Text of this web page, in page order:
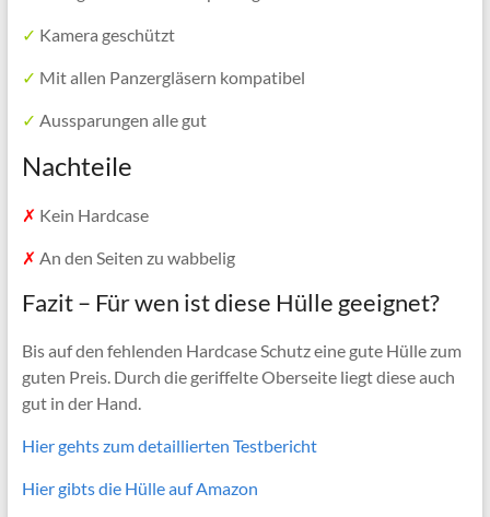
✓ Kamera geschützt
✓ Mit allen Panzergläsern kompatibel
✓ Aussparungen alle gut
Nachteile
✗ Kein Hardcase
✗ An den Seiten zu wabbelig
Fazit – Für wen ist diese Hülle geeignet?
Bis auf den fehlenden Hardcase Schutz eine gute Hülle zum
guten Preis. Durch die geriffelte Oberseite liegt diese auch
gut in der Hand.
Hier gehts zum detaillierten Testbericht
Hier gibts die Hülle auf Amazon